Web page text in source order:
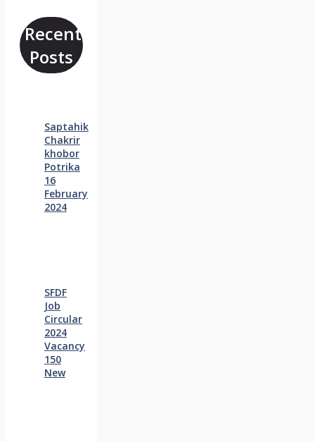
Recent
Posts
Saptahik
Chakrir
khobor
Potrika
16
February
2024
SFDF
Job
Circular
2024
Vacancy
150
New